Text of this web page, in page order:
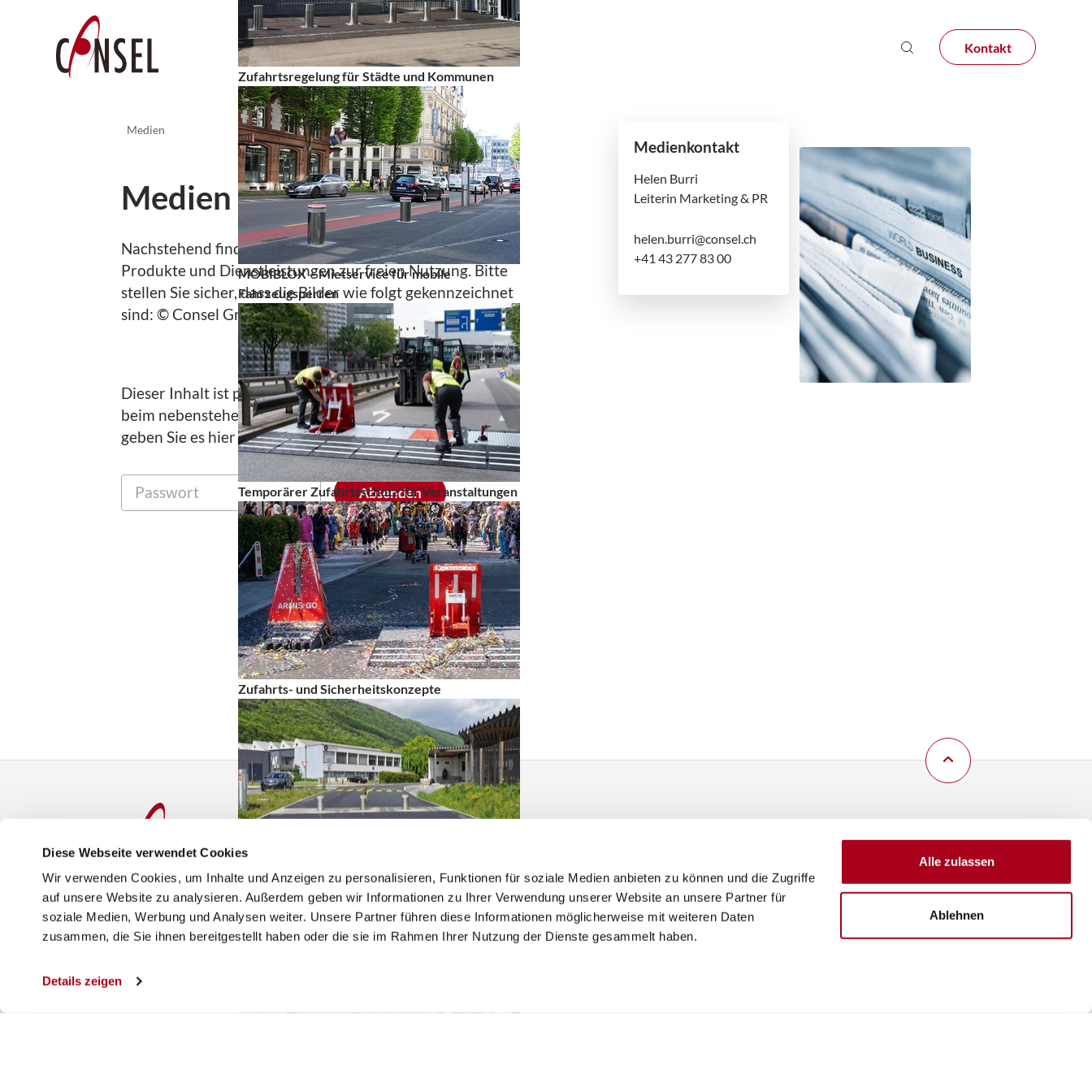
Diese Webseite verwendet Cookies
Wir verwenden Cookies, um Inhalte und Anzeigen zu personalisieren, Funktionen für soziale Medien anbieten zu können und die Zugriffe
auf unsere Website zu analysieren. Außerdem geben wir Informationen zu Ihrer Verwendung unserer Website an unsere Partner für
soziale Medien, Werbung und Analysen weiter. Unsere Partner führen diese Informationen möglicherweise mit weiteren Daten
zusammen, die Sie ihnen bereitgestellt haben oder die sie im Rahmen Ihrer Nutzung der Dienste gesammelt haben.
Details zeigen
Alle zulassen
Ablehnen
Zufahrtsregelung für Städte und Kommunen
MOBIBLOX – Mietservice für mobile
Fahrzeugsperren
Temporärer Zufahrtsschutz für Veranstaltungen
Zufahrts- und Sicherheitskonzepte
Arealabsicherung von Industrieanlagen
Kontakt
Medien
Medien & Downloads
Nachstehend finden Sie Text- und Bildmaterialunserer
Produkte und Dienstleistungen zur freien Nutzung. Bitte
stellen Sie sicher, dass die Bilder wie folgt gekennzeichnet
sind: © Consel Group AG.
Medienkontakt
Helen Burri
Leiterin Marketing & PR
helen.burri@consel.ch
+41 43 277 83 00
Dieser Inhalt ist passwortgeschützt. Bitte verlangen Sie
beim nebenstehenden Medienkontakt das Passwort und
geben Sie es hier ein:
Absenden
Consel Group AG
Brunaustrasse 185
CH-8951 Fahrweid
Tel. +41 43 277 83 00
Consel Deutschland GmbH
Rotebühlplatz 23
D-70178 Stuttgart
LinkedIn
Facebook